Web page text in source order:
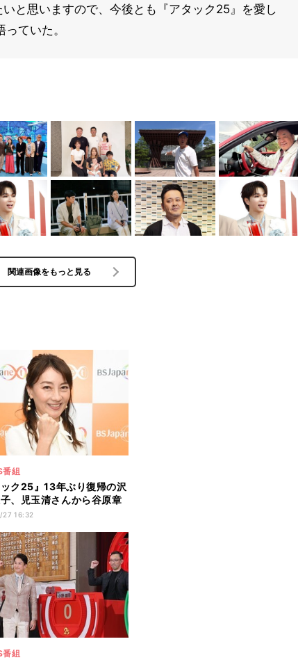
と思いますので、今後とも『アタック25』を愛し
ていた。
関連画像をもっと見る
番組
ック25』13年ぶり復帰の沢
、児玉清さんから谷原章
承を語る
16:32
番組